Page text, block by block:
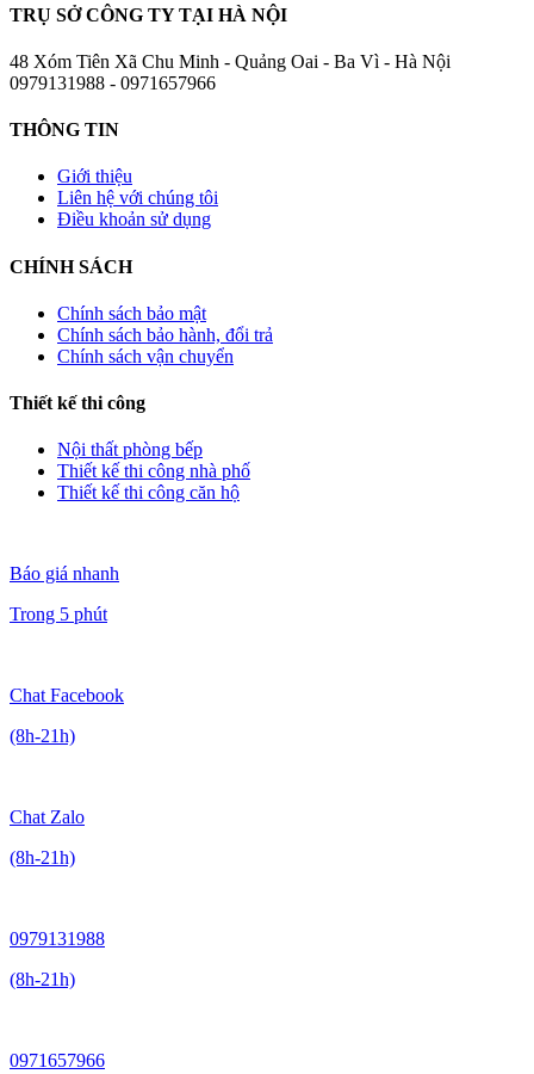
TRỤ SỞ CÔNG TY TẠI HÀ NỘI
48 Xóm Tiên Xã Chu Minh - Quảng Oai - Ba Vì - Hà Nội
0979131988 - 0971657966
THÔNG TIN
Giới thiệu
Liên hệ với chúng tôi
Điều khoản sử dụng
CHÍNH SÁCH
Chính sách bảo mật
Chính sách bảo hành, đổi trả
Chính sách vận chuyển
Thiết kế thi công
Nội thất phòng bếp
Thiết kế thi công nhà phố
Thiết kế thi công căn hộ
Báo giá nhanh
Trong 5 phút
Chat Facebook
(8h-21h)
Chat Zalo
(8h-21h)
0979131988
(8h-21h)
0971657966